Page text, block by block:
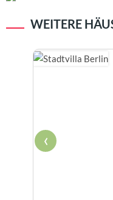
WEITERE
‹